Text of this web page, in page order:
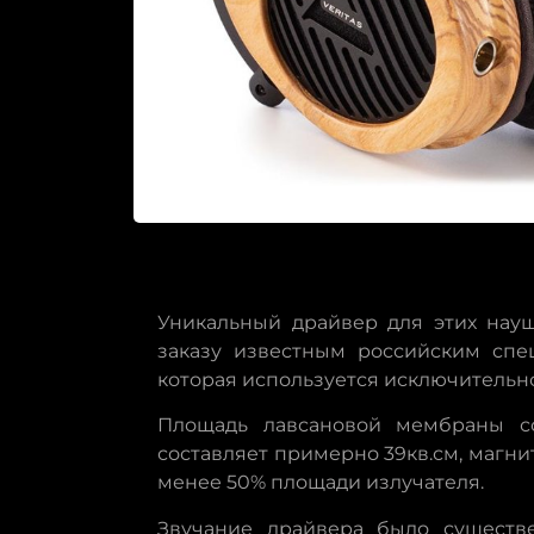
Уникальный драйвер для этих
заказу известным российским
которая используется
Площадь лавсановой мембраны
составляет примерно 39кв.см,
менее 50% площади излучателя.
Звучание драйвера было